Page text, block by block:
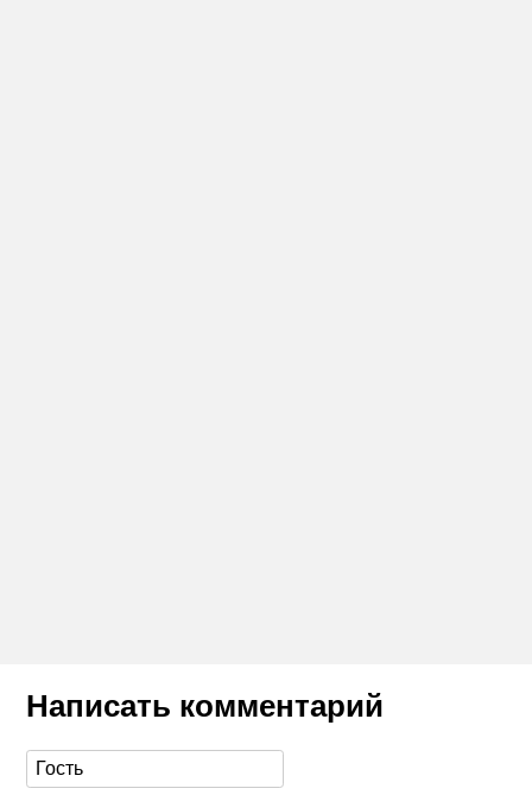
Написать комментарий